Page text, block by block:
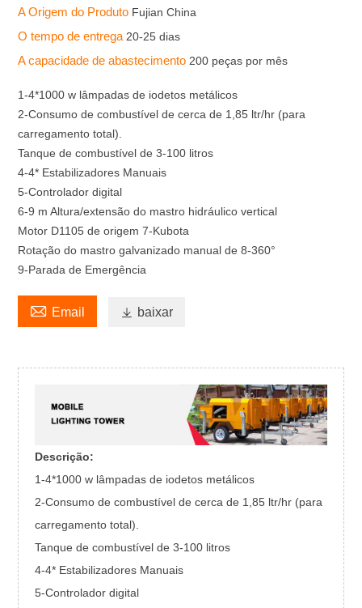
A Origem do Produto Fujian China
O tempo de entrega 20-25 dias
A capacidade de abastecimento 200 peças por mês
1-4*1000 w lâmpadas de iodetos metálicos
2-Consumo de combustível de cerca de 1,85 ltr/hr (para
carregamento total).
Tanque de combustível de 3-100 litros
4-4* Estabilizadores Manuais
5-Controlador digital
6-9 m Altura/extensão do mastro hidráulico vertical
Motor D1105 de origem 7-Kubota
Rotação do mastro galvanizado manual de 8-360°
9-Parada de Emergência
 Email  baixar
Descrição:
1-4*1000 w lâmpadas de iodetos metálicos
2-Consumo de combustível de cerca de 1,85 ltr/hr (para
carregamento total).
Tanque de combustível de 3-100 litros
4-4* Estabilizadores Manuais
5-Controlador digital